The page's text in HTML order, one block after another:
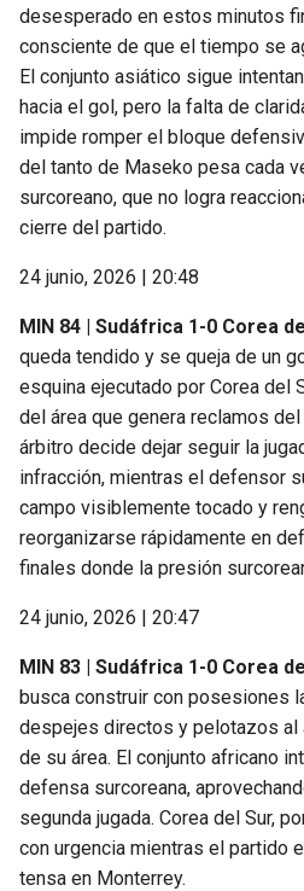
desesperado en estos minutos
consciente de que el tiempo se
El conjunto asiático sigue
hacia el gol, pero la falta de
impide romper el bloque
del tanto de Maseko pesa cada
surcoreano, que no logra
cierre del partido.
24 junio, 2026 | 20:48
MIN 84 | Sudáfrica 1-0 Corea
queda tendido y se queja de un
esquina ejecutado por Corea del
del área que genera reclamos
árbitro decide dejar seguir la
infracción, mientras el defensor
campo visiblemente tocado y
reorganizarse rápidamente en
finales donde la presión
24 junio, 2026 | 20:47
MIN 83 | Sudáfrica 1-0 Corea
busca construir con posesiones
despejes directos y pelotazos al
de su área. El conjunto africano
defensa surcoreana,
segunda jugada. Corea del Sur,
con urgencia mientras el partido
tensa en Monterrey.